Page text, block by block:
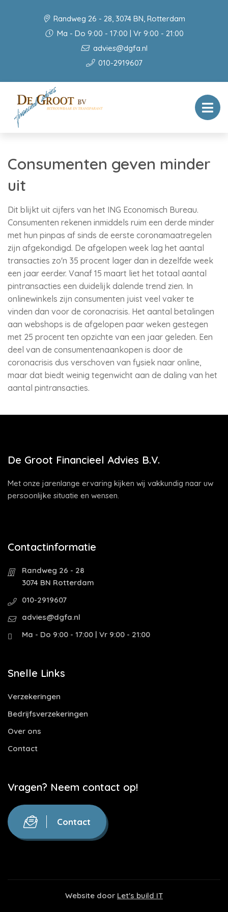
Randweg 26 - 28, 3074 BN, Rotterdam
Ma - Do 9:00 - 17:00 | Vr 9:00 - 21:00
advies@dgfa.nl
010-2919607
Consumenten geven minder
uit
Dit blijkt uit cijfers van het ING Economisch Bureau.
Consumenten rekenen inmiddels ruim een derde minder
met hun pinpas af sinds de eerste coronamaatregelen
zijn afgekondigd. De afgelopen week lag het aantal
transacties zo'n 35 procent lager dan in dezelfde week
een jaar eerder. Vanaf 15 maart liet het totaal aantal
pintransacties een duidelijk dalende trend zien. In
onlinewinkels zijn consumenten juist veel vaker te
vinden dan voor de coronacrisis. Het aantal betalingen
aan webshops is de afgelopen paar weken gestegen
met 25 procent ten opzichte van een jaar geleden. Een
deel van de consumentenaankopen is door de
coronacrisis dus verschoven van fysiek naar online,
maar dat biedt weinig tegenwicht aan de daling van het
aantal pintransacties.
De Groot Financieel Advies B.V.
Met onze jarenlange ervaring kijken wij vakkundig naar uw
persoonlijke situatie en wensen.
Contactinformatie
Randweg 26 - 28
3074 BN Rotterdam
010-2919607
advies@dgfa.nl
Ma - Do 9:00 - 17:00 | Vr 9:00 - 21:00
Snelle Links
Verzekeringen
Bedrijfsverzekeringen
Over ons
Contact
Vragen? Neem contact op!
Contact
Website door Let's build IT